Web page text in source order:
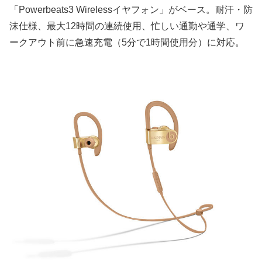
「Powerbeats3 Wirelessイヤフォン」がベース。耐汗・防
沫仕様、最大12時間の連続使用、忙しい通勤や通学、ワ
ークアウト前に急速充電（5分で1時間使用分）に対応。